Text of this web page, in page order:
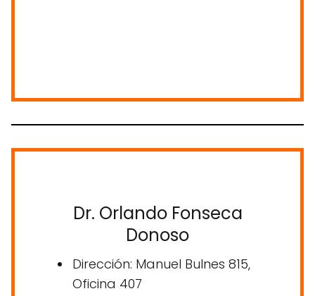
Dr. Orlando Fonseca
Donoso
Dirección: Manuel Bulnes 815,
Oficina 407